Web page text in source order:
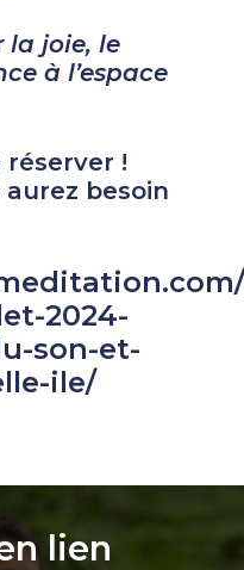
la joie, le
à l’espace
réserver !
besoin
2024-
son-et-
ile/
lien